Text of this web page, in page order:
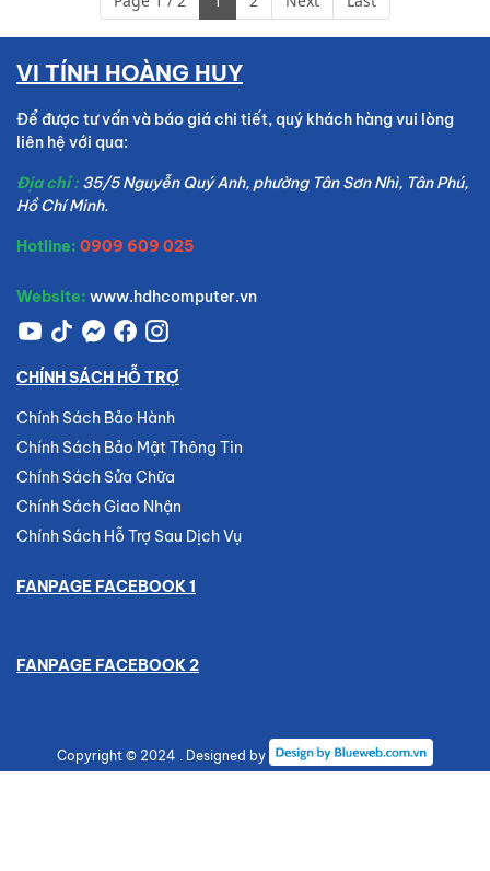
VI TÍNH HOÀNG HUY
Để được tư vấn và báo giá chi tiết, quý khách hàng vui lòng
liên hệ với qua:
Địa chỉ : 35/5 Nguyễn Quý Anh, phường Tân Sơn Nhì, Tân Phú,
Hồ Chí Minh.
Hotline: 0909 609 025
Website: www.hdhcomputer.vn
CHÍNH SÁCH HỖ TRỢ
Chính Sách Bảo Hành
Chính Sách Bảo Mật Thông Tin
Chính Sách Sửa Chữa
Chính Sách Giao Nhận
Chính Sách Hỗ Trợ Sau Dịch Vụ
FANPAGE FACEBOOK 1
FANPAGE FACEBOOK 2
Copyright © 2024 . Designed by